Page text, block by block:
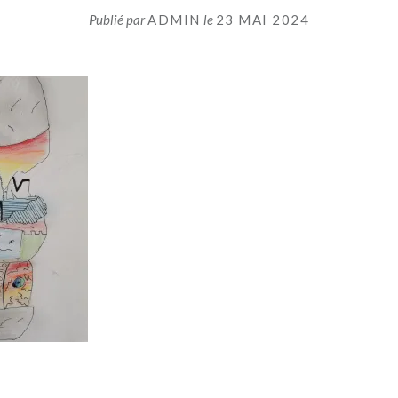
Publié parADMIN le 23 MAI 2024